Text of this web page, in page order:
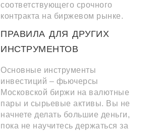
соответствующего срочного
контракта на биржевом рынке.
ПРАВИЛА ДЛЯ ДРУГИХ
ИНСТРУМЕНТОВ
Основные инструменты
инвестиций – фьючерсы
Московской биржи на валютные
пары и сырьевые активы. Вы не
начнете делать большие деньги,
пока не научитесь держаться за